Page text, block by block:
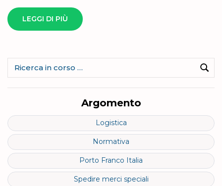
LEGGI DI PIÙ
Ricerca
per:
Argomento
Logistica
Normativa
Porto Franco Italia
Spedire merci speciali